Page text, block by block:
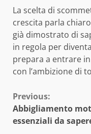
La scelta di
crescita parla
già dimostrato di
in regola per
prepara a entrare
con l’ambizione di
Continue
Reading
Previous:
Abbigliamento
essenziali da